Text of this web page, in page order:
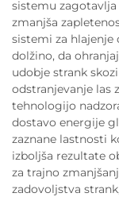
sistemu
zmanjša
sistemi za hlajenje
dolžino, da
udobje strank
odstranjevanje las
tehnologijo
dostavo energije
zaznane lastnosti
izboljša rezultate
za trajno
zadovoljstva